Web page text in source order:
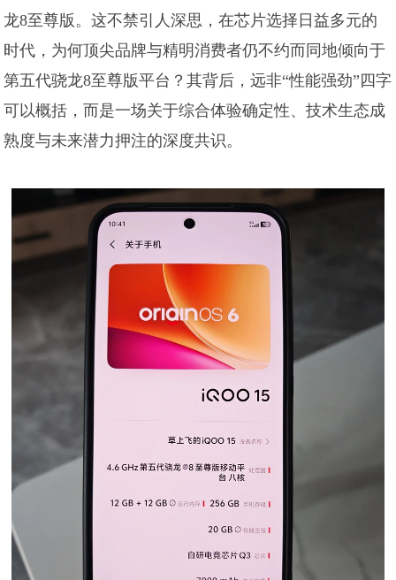
龙8至尊版。这不禁引人深思，在芯片选择日益多元的
时代，为何顶尖品牌与精明消费者仍不约而同地倾向于
第五代骁龙8至尊版平台？其背后，远非“性能强劲”四字
可以概括，而是一场关于综合体验确定性、技术生态成
熟度与未来潜力押注的深度共识。